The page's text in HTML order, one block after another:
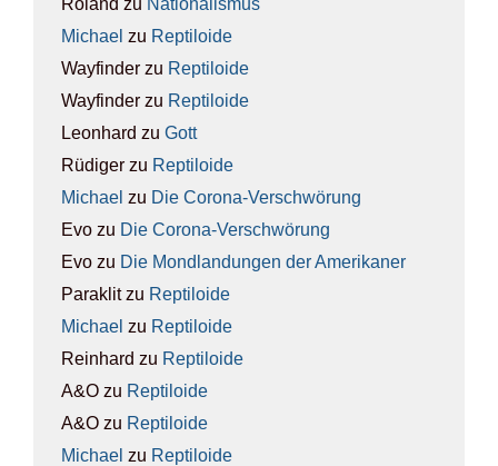
Roland zu Natio­na­lis­mus
Michael zu Rep­ti­lo­ide
Wayfinder zu Rep­ti­lo­ide
Wayfinder zu Rep­ti­lo­ide
Leonhard zu Gott
Rüdiger zu Rep­ti­lo­ide
Michael zu Die Coro­na-Ver­schwö­rung
Evo zu Die Coro­na-Ver­schwö­rung
Evo zu Die Mond­lan­dun­gen der Ame­ri­ka­ner
Paraklitzu Rep­ti­lo­ide
Michael zu Rep­ti­lo­ide
Reinhard zu Rep­ti­lo­ide
A&O zu Rep­ti­lo­ide
A&O zu Rep­ti­lo­ide
Michael zu Rep­ti­lo­ide